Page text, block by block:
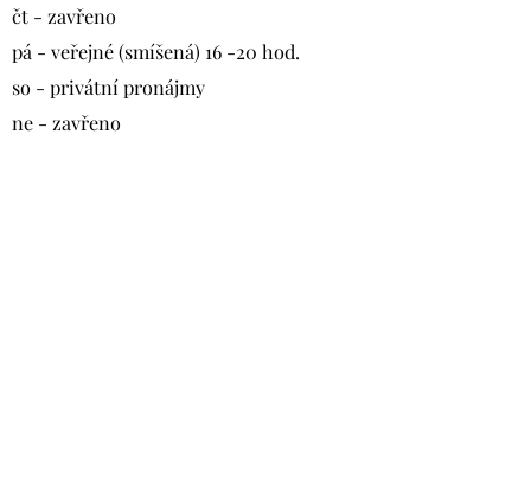
čt - zavřeno
pá - veřejné (smíšená) 16 -20 hod.
so - privátní pronájmy
ne - zavřeno